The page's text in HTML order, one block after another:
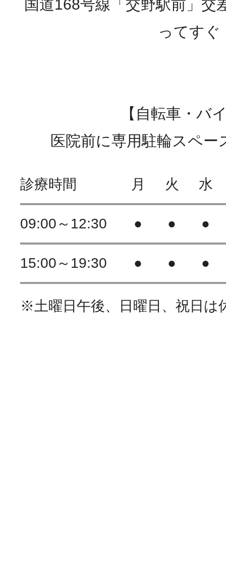
国道168号線「交野駅前」交
ってすぐ
【自転車・バ
医院前に専用駐輪スペ
診療時間 月 火 水
09:00～12:30 ● ● ●
15:00～19:30 ● ● ●
※土曜日午後、日曜日、祝日は